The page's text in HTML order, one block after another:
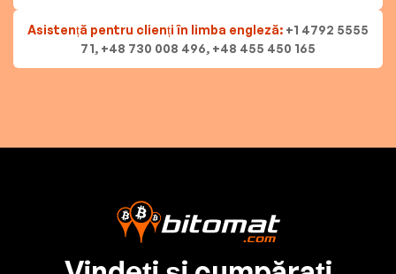
Asistență pentru clienți în limba engleză: +1 4792 5555
71, +48 730 008 496, +48 455 450 165